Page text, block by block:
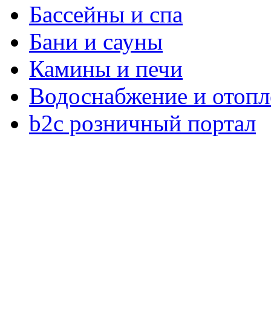
Бассейны и спа
Бани и сауны
Камины и печи
Водоснабжение и
b2c розничный портал